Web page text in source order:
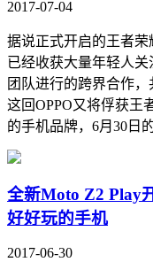
2017-07-04
据说正式开启的王者荣
已经收获大量年轻人
团队进行的跨界合作
这回OPPO又将俘获王
的手机品牌，6月30日
全新Moto Z2 Play
好好玩的手机
2017-06-30